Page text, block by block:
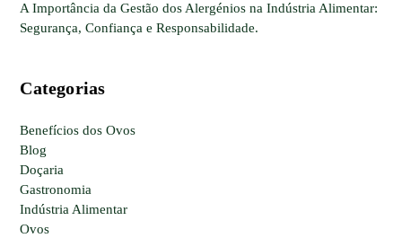
A Importância da Gestão dos Alergénios na Indústria Alimentar:
Segurança, Confiança e Responsabilidade.
Categorias
Benefícios dos Ovos
Blog
Doçaria
Gastronomia
Indústria Alimentar
Ovos